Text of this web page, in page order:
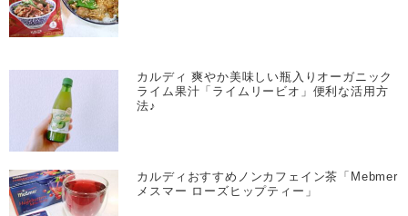
カルディ 爽やか美味しい瓶入りオーガニック
ライム果汁「ライムリービオ」便利な活用方
法♪
カルディおすすめノンカフェイン茶「Mebmer
メスマー ローズヒップティー」